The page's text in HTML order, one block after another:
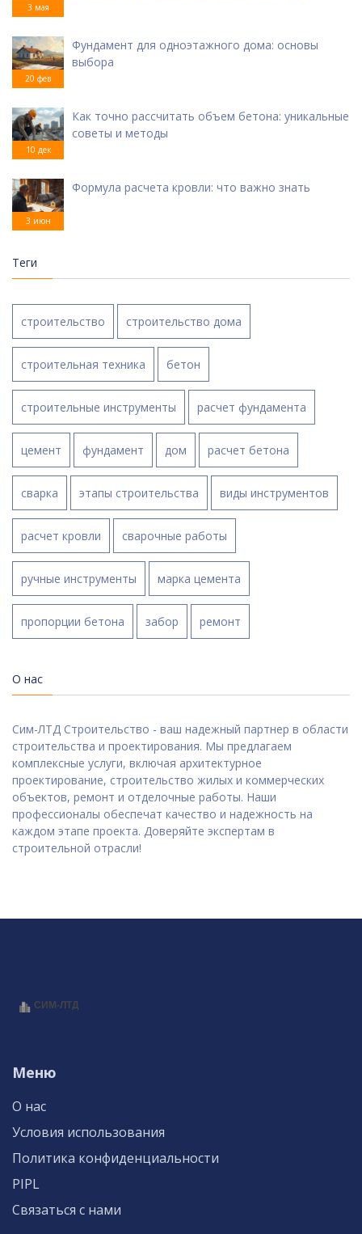
3 мая
20 фев
Фундамент для одноэтажного дома: основы
выбора
10 дек
Как точно рассчитать объем бетона: уникальные
советы и методы
3 июн
Формула расчета кровли: что важно знать
Теги
строительство строительство дома
строительная техника бетон
строительные инструменты расчет фундамента
цемент фундамент дом расчет бетона
сварка этапы строительства виды инструментов
расчет кровли сварочные работы
ручные инструменты марка цемента
пропорции бетона забор ремонт
О нас
Сим-ЛТД Строительство - ваш надежный партнер в области
строительства и проектирования. Мы предлагаем
комплексные услуги, включая архитектурное
проектирование, строительство жилых и коммерческих
объектов, ремонт и отделочные работы. Наши
профессионалы обеспечат качество и надежность на
каждом этапе проекта. Доверяйте экспертам в
строительной отрасли!
Меню
О нас
Условия использования
Политика конфиденциальности
PIPL
Связаться с нами